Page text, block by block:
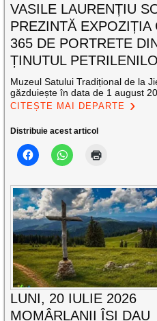
VASILE LAURENȚIU
PREZINTĂ EXPOZIȚIA
365 DE PORTRETE
ȚINUTUL
Muzeul Satului Tradițional de la
găzduiește în data de 1 august
CITEȘTE MAI DEPARTE
Distribuie acest articol
LUNI, 20 IULIE 2026
MOMÂRLANII ÎȘI DAU